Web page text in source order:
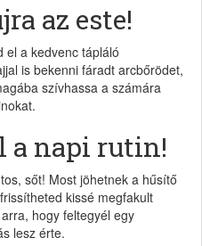
az este!
el a kedvenc tápláló
is bekenni fáradt arcbőrödet,
szívhassa a számára
a napi rutin!
sőt! Most jöhetnek a hűsítő
kissé megfakult
hogy feltegyél egy
lesz érte.